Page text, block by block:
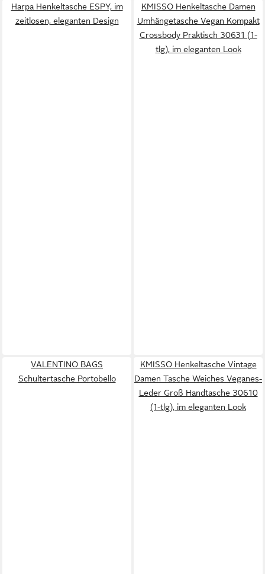
Harpa Henkeltasche ESPY, im
zeitlosen, eleganten Design
KMISSO Henkeltasche Damen
Umhängetasche Vegan Kompakt
Crossbody Praktisch 30631 (1-
tlg), im eleganten Look
VALENTINO BAGS
Schultertasche Portobello
KMISSO Henkeltasche Vintage
Damen Tasche Weiches Veganes-
Leder Groß Handtasche 30610
(1-tlg), im eleganten Look